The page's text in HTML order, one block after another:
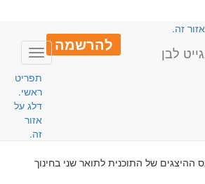
זה.
להרשמה
Toggle
תפריט
ראשי.
דלג על
אזור
זה.
ההיצגים של התוכנית לתואר שני בחינוך